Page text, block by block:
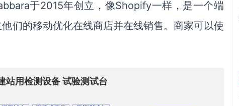
于2015年创立，像Shopify一样，是一个端
们的移动优化在线商店并在线销售。商家可以使
站用检测设备 试验测试台